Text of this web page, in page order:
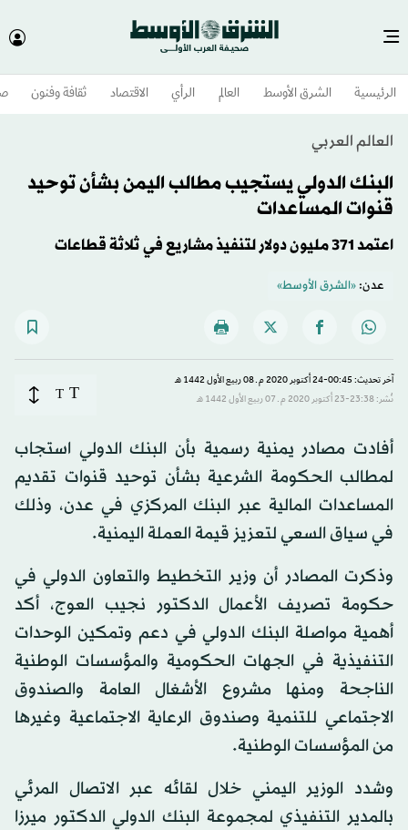
الرئيسية الشرق الأوسط​ العالم الرأي الاقتصاد ثقافة وفنون
العالم العربي
البنك الدولي يستجيب مطالب اليمن بشأن توحيد
قنوات المساعدات
اعتمد 371 مليون دولار لتنفيذ مشاريع في ثلاثة قطاعات
عدن:«الشرق الأوسط»
آخر تحديث: 00:45-24 أكتوبر 2020 م ـ 08 ربيع الأول 1442 هـ
نُشر: 23:38-23 أكتوبر 2020 م ـ 07 ربيع الأول 1442 هـ
T
T
أفادت مصادر يمنية رسمية بأن البنك الدولي استجاب
لمطالب الحكومة الشرعية بشأن توحيد قنوات تقديم
المساعدات المالية عبر البنك المركزي في عدن، وذلك
في سياق السعي لتعزيز قيمة العملة اليمنية.
وذكرت المصادر أن وزير التخطيط والتعاون الدولي في
حكومة تصريف الأعمال الدكتور نجيب العوج، أكد
أهمية مواصلة البنك الدولي في دعم وتمكين الوحدات
التنفيذية في الجهات الحكومية والمؤسسات الوطنية
الناجحة ومنها مشروع الأشغال العامة والصندوق
الاجتماعي للتنمية وصندوق الرعاية الاجتماعية وغيرها
من المؤسسات الوطنية.
وشدد الوزير اليمني خلال لقائه عبر الاتصال المرئي
بالمدير التنفيذي لمجموعة البنك الدولي الدكتور ميرزا